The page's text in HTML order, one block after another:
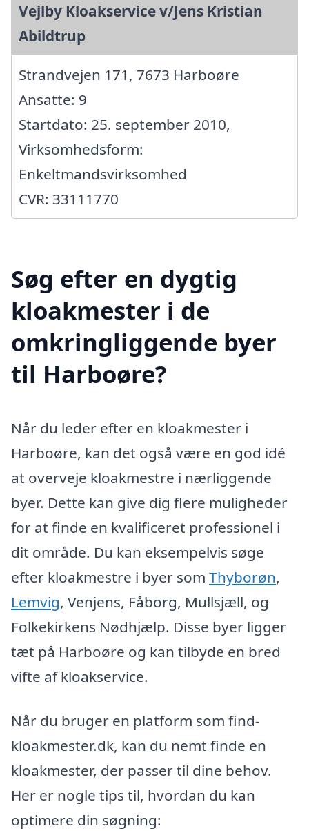
Vejlby Kloakservice v/Jens Kristian
Abildtrup
Strandvejen 171, 7673 Harboøre
Ansatte: 9
Startdato: 25. september 2010,
Virksomhedsform:
Enkeltmandsvirksomhed
CVR: 33111770
Søg efter en dygtig
kloakmester i de
omkringliggende byer
til Harboøre?
Når du leder efter en kloakmester i
Harboøre, kan det også være en god idé
at overveje kloakmestre i nærliggende
byer. Dette kan give dig flere muligheder
for at finde en kvalificeret professionel i
dit område. Du kan eksempelvis søge
efter kloakmestre i byer som Thyborøn,
Lemvig, Venjens, Fåborg, Mullsjæll, og
Folkekirkens Nødhjælp. Disse byer ligger
tæt på Harboøre og kan tilbyde en bred
vifte af kloakservice.
Når du bruger en platform som find-
kloakmester.dk, kan du nemt finde en
kloakmester, der passer til dine behov.
Her er nogle tips til, hvordan du kan
optimere din søgning: